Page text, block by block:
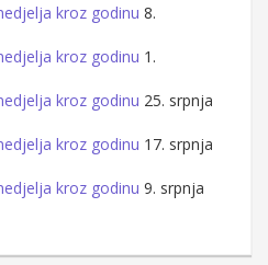
kroz godinu 8.
kroz godinu 1.
kroz godinu 25. srpnja
kroz godinu 17. srpnja
kroz godinu 9. srpnja